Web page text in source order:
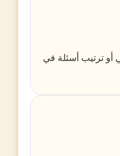
أو ترتيب أسئلة في